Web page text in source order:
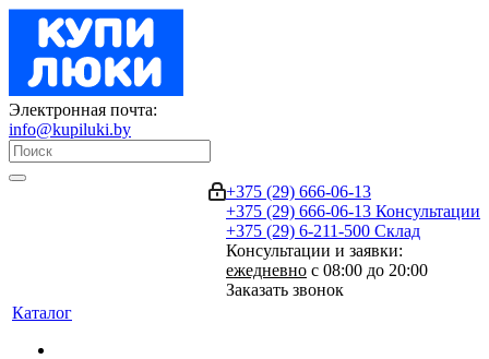
Электронная почта:
info@kupiluki.by
+375 (29) 666-06-13
+375 (29) 666-06-13 Консультации
+375 (29) 6-211-500 Склад
Консультации и заявки:
ежедневно с 08:00 до 20:00
Заказать звонок
Каталог